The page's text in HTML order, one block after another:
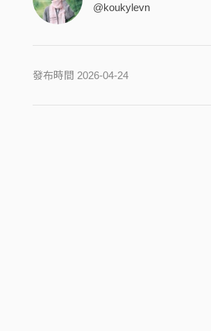
@koukylevn
發布時間 2026-04-24